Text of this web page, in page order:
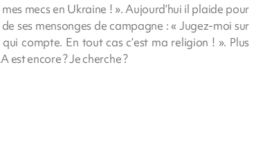
mecs en Ukraine ! ». Aujourd’hui il plaide pour
ses mensonges de campagne : « Jugez-moi sur
compte. En tout cas c’est ma religion ! ». Plus
est encore ? Je cherche ?